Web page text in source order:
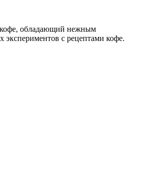
кофе, обладающий нежным
с рецептами кофе.